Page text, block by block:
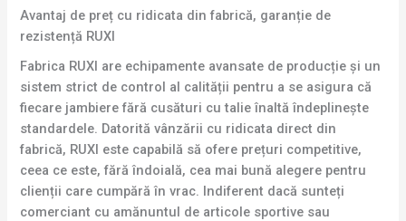
Avantaj de preț cu ridicata din fabrică, garanție de
rezistență RUXI
Fabrica RUXI are echipamente avansate de producție și un
sistem strict de control al calității pentru a se asigura că
fiecare jambiere fără cusături cu talie înaltă îndeplinește
standardele. Datorită vânzării cu ridicata direct din
fabrică, RUXI este capabilă să ofere prețuri competitive,
ceea ce este, fără îndoială, cea mai bună alegere pentru
clienții care cumpără în vrac. Indiferent dacă sunteți
comerciant cu amănuntul de articole sportive sau